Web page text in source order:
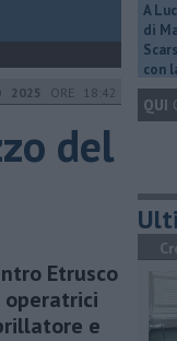
2025 ORE 18:42
del
Etrusco
e
A
di
con
QUI